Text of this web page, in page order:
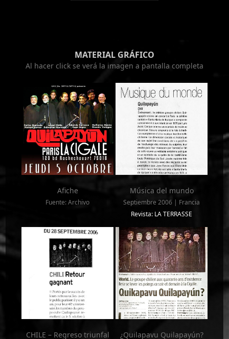
MATERIAL GRÁFICO
Al hacer click se verá la imagen a pantalla completa
Afiche
Fuente: Archivo
Música del mundo
Septiembre 2006 | Francia
Revista: LA TERRASSE
CHILE – Regreso triunfal ¿Quilapavu Quilapayún?